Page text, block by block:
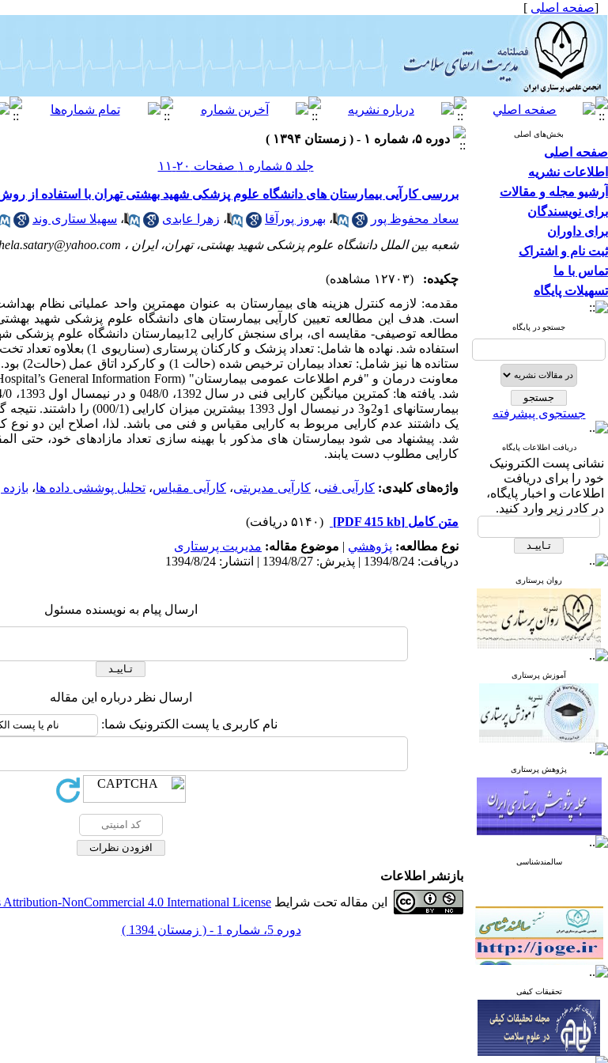
[صفحه اصلی ]
بخش‌های اصلی
صفحه اصلی
اطلاعات نشریه
آرشیو مجله و مقالات
برای نویسندگان
برای داوران
ثبت نام و اشتراک
تماس با ما
تسهیلات پایگاه
جستجو در پایگاه
جستجوی پیشرفته
دریافت اطلاعات پایگاه
نشانی پست الکترونیک
خود را برای دریافت
اطلاعات و اخبار پایگاه،
در کادر زیر وارد کنید.
روان پرستاری
آموزش پرستاری
پژوهش پرستاری
سالمندشناسی
تحقیقات کیفی
دوره ۵، شماره ۱ - ( زمستان ۱۳۹۴ )
جلد ۵ شماره ۱ صفحات ۲۰-۱۱
بررسی کارآیی بیمارستان های دانشگاه علوم پزشکی شهید بهشتی تهران با استفاده از
سعاد محفوظ پور
، بهروز پورآقا ، زهرا عابدی ، سهیلا ستاری وند
شعبه بین الملل دانشگاه علوم پزشکی شهید بهشتی، تهران، ایران ،
چکیده:
(۱۲۷۰۳ مشاهده)
مقدمه: لازمه کنترل هزینه های بیمارستان به عنوان مهمترین واحد عملیاتی نظام
است. هدف این مطالعه تعیین کارآیی بیمارستان های دانشگاه علوم پزشکی شهید
مطالعه توصیفی- مقایسه ای، برای سنجش کارایی
ستانده ها
بیمارستانهای 1و2و3 در نیمسال اول
یک داشتند عدم کارایی مربوط به کارایی مقیاس و فنی می باشد. لذا، اصلاح این دو
شد. پیشنهاد می شود بیمارستان های مذکور با بهینه سازی تعداد مازادهای خود، حتی
کارایی مطلوب دست یابند.
واژه‌های کلیدی: کارآیی فنی، کارآیی مدیریتی، کارآیی مقیاس، تحلیل پوششی داده ها،
متن کامل [PDF 415 kb]
(۵۱۴۰ دریافت)
نوع مطالعه: پژوهشي | موضوع مقاله: مدیریت پرستاری
دریافت: 1394/8/24 | پذیرش: 1394/8/27 | انتشار: 1394/8/24
ارسال پیام به نویسنده مسئول
ارسال نظر درباره این مقاله
نام کاربری یا پست الکترونیک شما:
بازنشر اطلاعات
این مقاله تحت شرایط Attribution-NonCommercial 4.0 International License
دوره 5، شماره 1 - ( زمستان 1394 )